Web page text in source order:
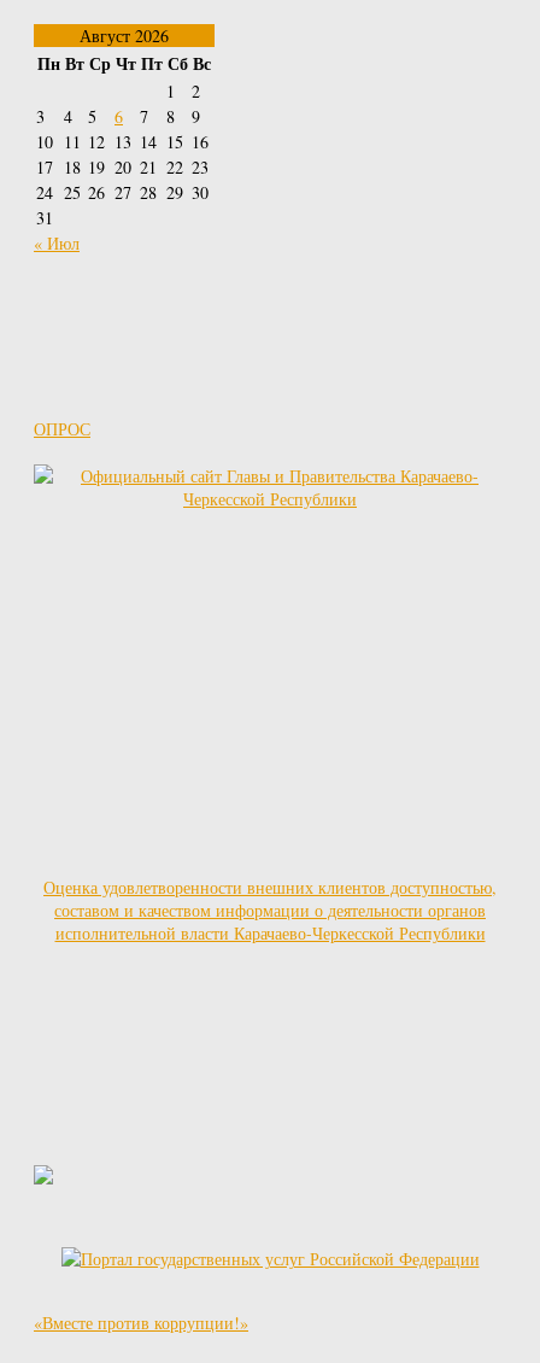
Август 2026
ПнВтСрЧтПтСбВс
1
2
3
4 5 6 7 8
9
10 11 12 13 14 15 16
17 18 19 20 21 22 23
24 25 26 27 28 29 30
31
« Июл
ОПРОС
Оценка удовлетворенности внешних клиентов доступностью,
составом и качеством информации о деятельности органов
исполнительной власти Карачаево-Черкесской Республики
«Вместе против коррупции!»